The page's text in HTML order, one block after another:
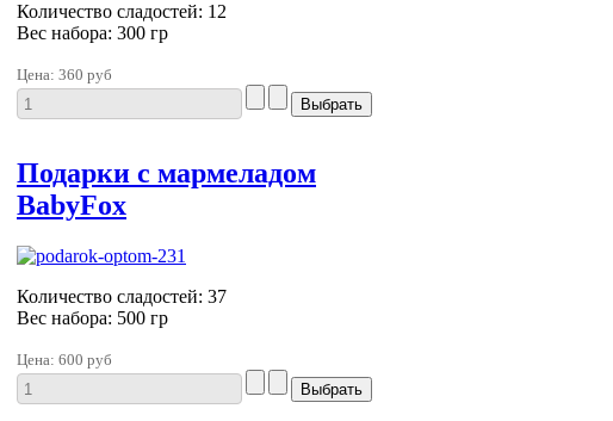
Количество сладостей: 12
Вес набора: 300 гр
Цена: 360 руб
Подарки с мармеладом
BabyFox
Количество сладостей: 37
Вес набора: 500 гр
Цена: 600 руб